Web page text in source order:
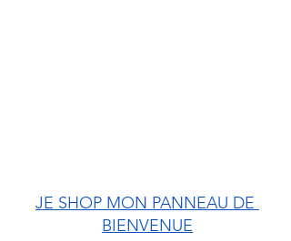
JE SHOP MON PANNEAU DE
BIENVENUE